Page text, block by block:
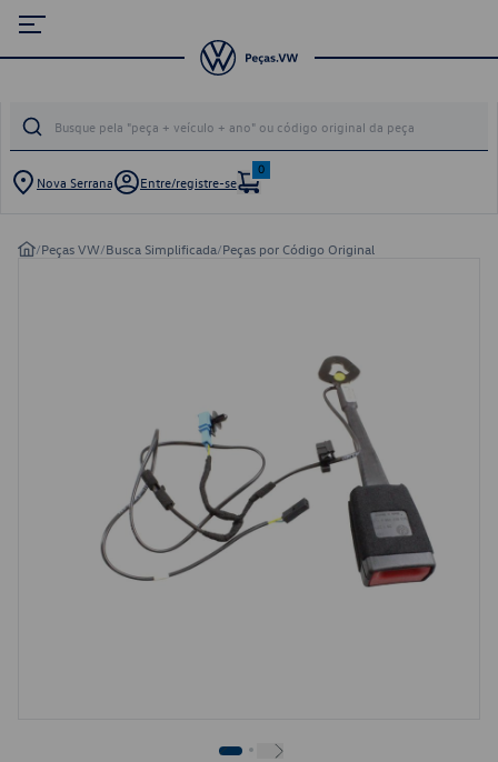
Nova Serrana Entre/registre-se
0
/Peças VW/Busca Simplificada/Peças por Código Original